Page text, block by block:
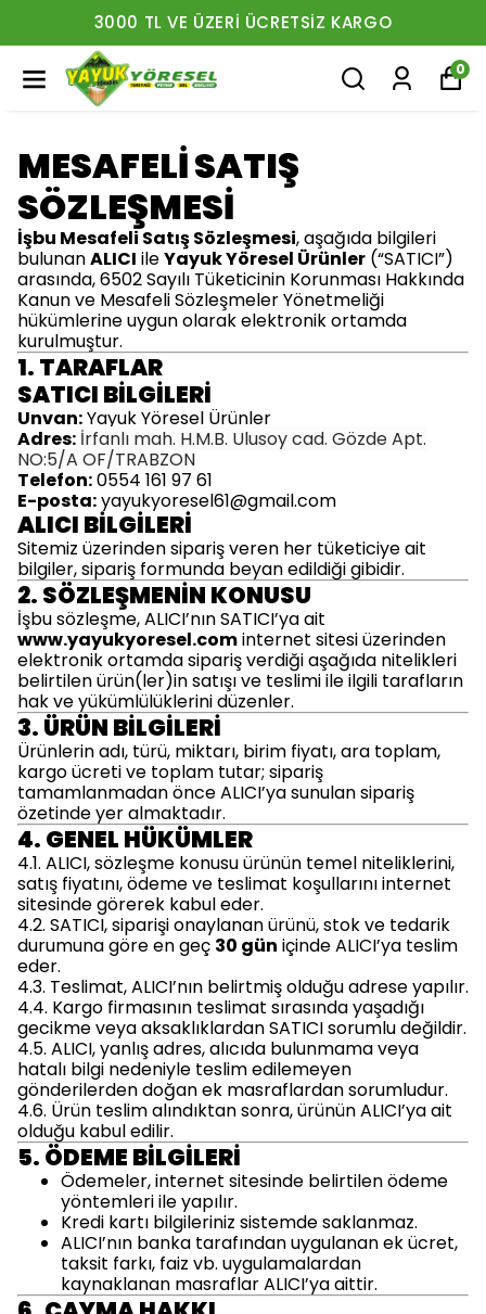
3000 TL VE ÜZERI ÜCRETSIZ KARGO
0
MESAFELİ SATIŞ
SÖZLEŞMESİ
İşbu Mesafeli Satış Sözleşmesi, aşağıda bilgileri
bulunanALICI ileYayuk Yöresel Ürünler (“SATICI”)
arasında, 6502 Sayılı Tüketicinin Korunması Hakkında
Kanun ve Mesafeli Sözleşmeler Yönetmeliği
hükümlerine uygun olarak elektronik ortamda
kurulmuştur.
1. TARAFLAR
SATICI BİLGİLERİ
Unvan:Yayuk Yöresel Ürünler
Adres: İrfanlı mah. H.M.B. Ulusoy cad. Gözde Apt.
NO:5/A OF/TRABZON
Telefon:0554 161 97 61
E-posta:yayukyoresel61@gmail.com
ALICI BİLGİLERİ
Sitemiz üzerinden sipariş veren her tüketiciye ait
bilgiler, sipariş formunda beyan edildiği gibidir.
2. SÖZLEŞMENİN KONUSU
İşbu sözleşme, ALICI’nın SATICI’ya ait
www.yayukyoresel.cominternet sitesi üzerinden
elektronik ortamda sipariş verdiği aşağıda nitelikleri
belirtilen ürün(ler)in satışı ve teslimi ile ilgili tarafların
hak ve yükümlülüklerini düzenler.
3. ÜRÜN BİLGİLERİ
Ürünlerin adı, türü, miktarı, birim fiyatı, ara toplam,
kargo ücreti ve toplam tutar; sipariş
tamamlanmadan önce ALICI’ya sunulan sipariş
özetinde yer almaktadır.
4. GENEL HÜKÜMLER
4.1. ALICI, sözleşme konusu ürünün temel niteliklerini,
satış fiyatını, ödeme ve teslimat koşullarını internet
sitesinde görerek kabul eder.
4.2. SATICI, siparişi onaylanan ürünü, stok ve tedarik
durumuna göre en geç 30 gün içinde ALICI’ya teslim
eder.
4.3. Teslimat, ALICI’nın belirtmiş olduğu adrese yapılır.
4.4. Kargo firmasının teslimat sırasında yaşadığı
gecikme veya aksaklıklardan SATICI sorumlu değildir.
4.5. ALICI, yanlış adres, alıcıda bulunmama veya
hatalı bilgi nedeniyle teslim edilemeyen
gönderilerden doğan ek masraflardan sorumludur.
4.6. Ürün teslim alındıktan sonra, ürünün ALICI’ya ait
olduğu kabul edilir.
5. ÖDEME BİLGİLERİ
Ödemeler, internet sitesinde belirtilen ödeme
yöntemleri ile yapılır.
Kredi kartı bilgileriniz sistemde saklanmaz.
ALICI’nın banka tarafından uygulanan ek ücret,
taksit farkı, faiz vb. uygulamalardan
kaynaklanan masraflar ALICI’ya aittir.